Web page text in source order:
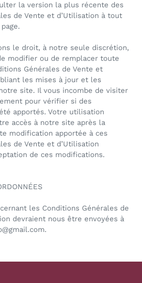
la version la plus récente des
de Vente et d’Utilisation à tout
le droit, à notre seule discrétion,
modifier ou de remplacer toute
Générales de Vente et
les mises à jour et les
site. Il vous incombe de visiter
pour vérifier si des
apportés. Votre utilisation
accès à notre site après la
modification apportée à ces
de Vente et d’Utilisation
de ces modifications.
les Conditions Générales de
devraient nous être envoyées à